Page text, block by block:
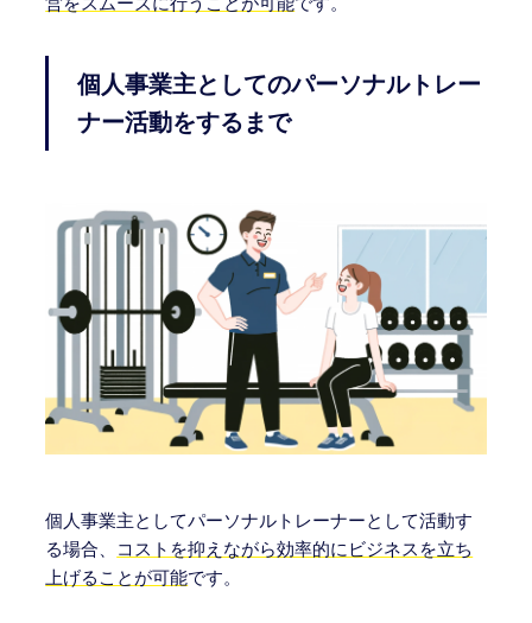
個人事業主としてのパーソナルトレー
ナー活動をするまで
個人事業主としてパーソナルトレーナーとして活動す
る場合、
コストを抑えながら効率的にビジネスを立ち
上げることが可能です。